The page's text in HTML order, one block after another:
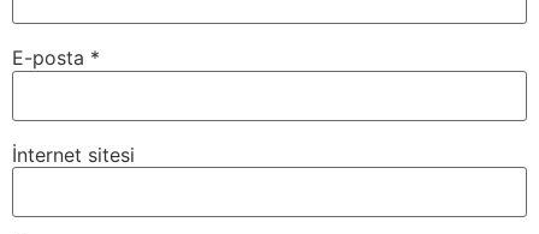
E-posta *
İnternet sitesi